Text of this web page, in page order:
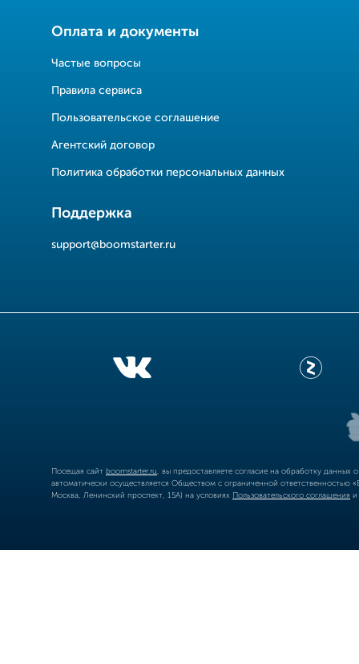
Оплата и документы
Частые вопросы
Правила сервиса
Пользовательское соглашение
Агентский договор
Политика обработки персональных данных
Поддержка
support@boomstarter.ru
Посещая сайт boomstarter.ru , вы предоставляете согласие на обработку
автоматически осуществляется Обществом с ограниченной
Москва, Ленинский проспект, 15А) на условиях Пользовательского соглашения и